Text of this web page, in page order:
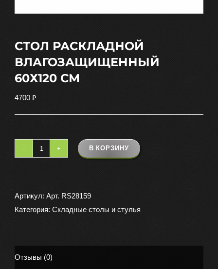
СТОЛ РАСКЛАДНОЙ
ВЛАГОЗАЩИЩЕННЫЙ
60Х120 СМ
4700 ₽
Количество
РАСКЛАДНОЙ
ВЛАГОЗАЩИЩЕННЫЙ
В КОРЗИНУ
Артикул: Арт. RS28159
Категория: Складные столы и стулья
Отзывы (0)